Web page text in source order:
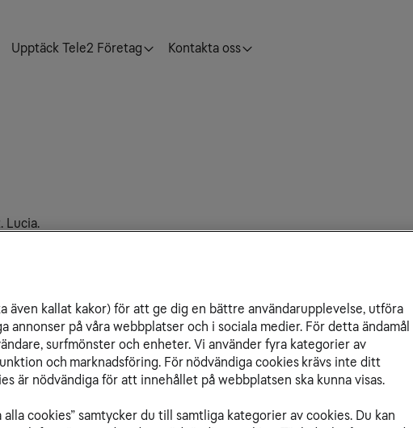
Upptäck Tele2 Företag Kontakta oss
Lucia.
även kallat kakor) för att ge dig en bättre användarupplevelse, utföra
annonser på våra webbplatser och i sociala medier. För detta ändamål
surfmönster och enheter. Vi använder fyra kategorier av
och marknadsföring. För nödvändiga cookies krävs inte ditt
är nödvändiga för att innehållet på webbplatsen ska kunna visas.
cookies” samtycker du till samtliga kategorier av cookies. Du kan